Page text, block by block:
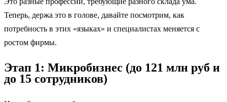
Теперь, держа это в голове, давайте посмотрим, как
потребность в этих «языках» и специалистах меняется с
ростом фирмы.
Этап 1: Микробизнес (до 121 млн руб и
до 15 сотрудников)